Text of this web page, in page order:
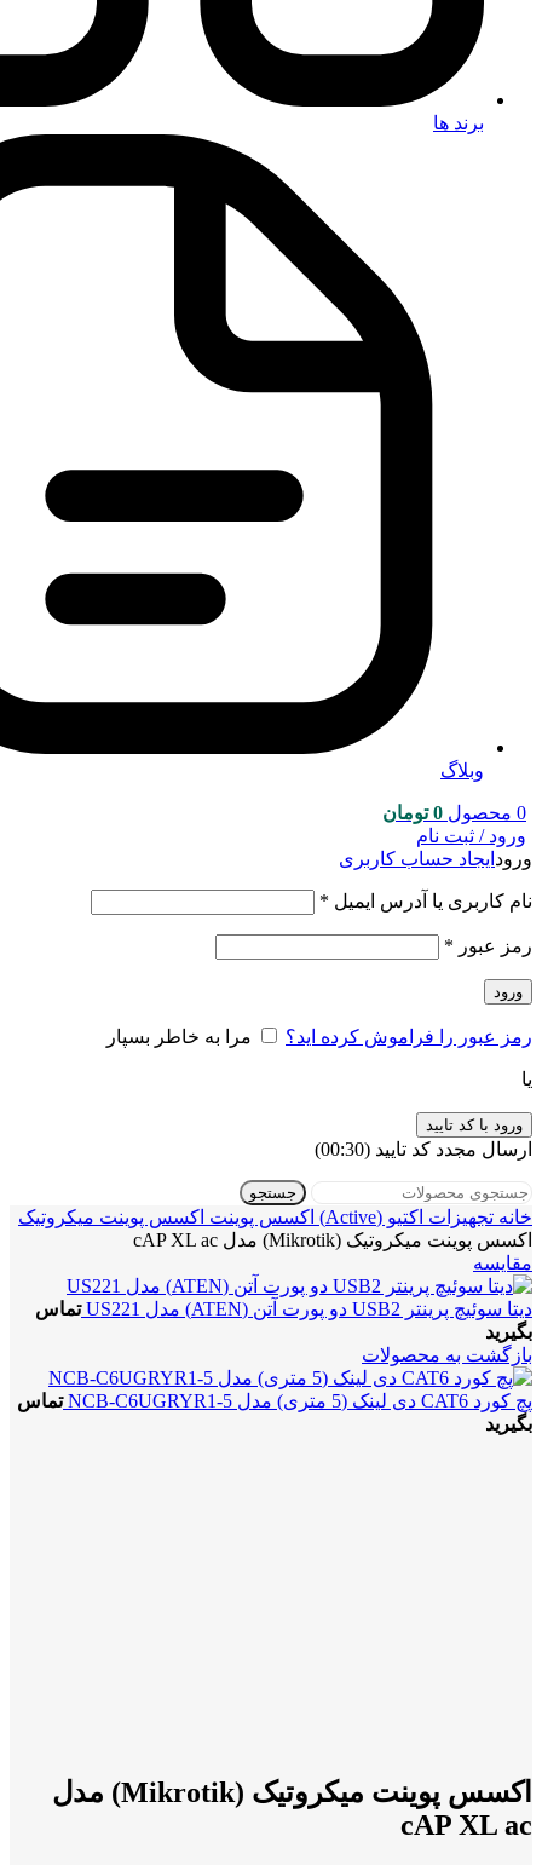
برند ها
وبلاگ
0 محصول 0 تومان
ورود / ثبت نام
ورود ایجاد حساب کاربری
نام کاربری یا آدرس ایمیل *
رمز عبور *
ورود
رمز عبور را فراموش کرده اید؟ مرا به خاطر بسپار
یا
ورود با کد تایید
ارسال مجدد کد تایید (00:
30
)
جستجو
خانه تجهیزات اکتیو (Active) اکسس پوینت اکسس پوینت میکروتیک
اکسس پوینت میکروتیک (Mikrotik) مدل cAP XL ac
مقایسه
دیتا سوئیچ پرینتر USB2 دو پورت آتن (ATEN) مدل US221
تماس
بگیرید
بازگشت به محصولات
پچ کورد CAT6 دی لینک (5 متری) مدل NCB-C6UGRYR1-5
تماس
بگیرید
اکسس پوینت میکروتیک (Mikrotik) مدل
cAP XL ac